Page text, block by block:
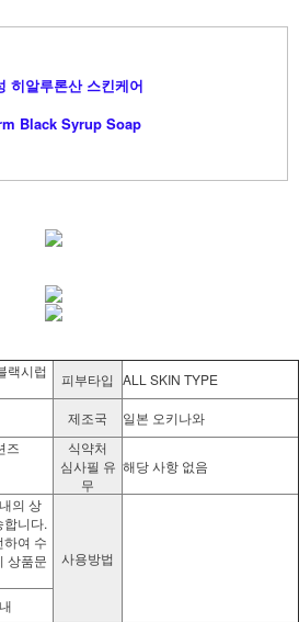
히알루론산 스킨케어
Black Syrup Soap
랙시럽
피부타입 ALL SKIN TYPE
제조국
일본 오키나와
즈
식약처
심사필 유
무
해당 사항 없음
의 상
합니다.
여 수
상품문
사용방법